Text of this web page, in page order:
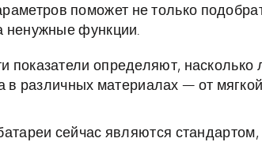
поможет не только
ненужные функции.
показатели определяют, насколько
в различных материалах — от
сейчас являются